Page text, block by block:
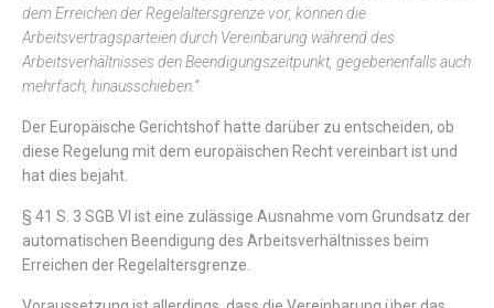
dem Erreichen der Regelaltersgrenze vor, können die
Arbeitsvertragsparteien durch Vereinbarung während des
Arbeitsverhältnisses den Beendigungszeitpunkt, gegebenenfalls auch
mehrfach, hinausschieben.“
Der Europäische Gerichtshof hatte darüber zu entscheiden, ob
diese Regelung mit dem europäischen Recht vereinbart ist und
hat dies bejaht.
§ 41 S. 3 SGB VI ist eine zulässige Ausnahme vom Grundsatz der
automatischen Beendigung des Arbeitsverhältnisses beim
Erreichen der Regelaltersgrenze.